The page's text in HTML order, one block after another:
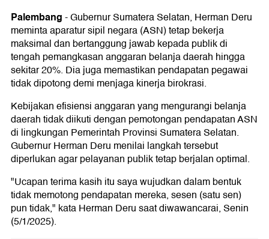
Palembang-Gubernur Sumatera Selatan, Herman Deru
meminta aparatur sipil negara (ASN) tetap bekerja
maksimal dan bertanggung jawab kepada publik di
tengah pemangkasan anggaran belanja daerah hingga
sekitar 20%. Dia juga memastikan pendapatan pegawai
tidak dipotong demi menjaga kinerja birokrasi.
Kebijakan efisiensi anggaran yang mengurangi belanja
daerah tidak diikuti dengan pemotongan pendapatan ASN
di lingkungan Pemerintah Provinsi Sumatera Selatan.
Gubernur Herman Deru menilai langkah tersebut
diperlukan agar pelayanan publik tetap berjalan optimal.
"Ucapan terima kasih itu saya wujudkan dalam bentuk
tidak memotong pendapatan mereka, sesen (satu sen)
pun tidak," kata Herman Deru saat diwawancarai, Senin
(5/1/2025).